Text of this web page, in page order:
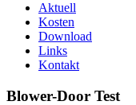
Aktuell
Kosten
Download
Links
Kontakt
Blower-Door Test